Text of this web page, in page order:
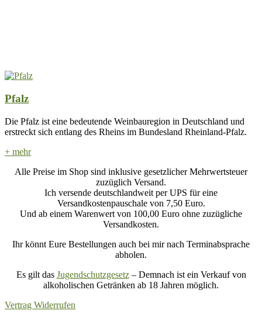
Pfalz
Die Pfalz ist eine bedeutende Weinbauregion in Deutschland und
erstreckt sich entlang des Rheins im Bundesland Rheinland-Pfalz.
+ mehr
Alle Preise im Shop sind inklusive gesetzlicher Mehrwertsteuer
zuzüglich Versand.
Ich versende deutschlandweit per UPS für eine
Versandkostenpauschale von 7,50 Euro.
Und ab einem Warenwert von 100,00 Euro ohne zuzügliche
Versandkosten.
Ihr könnt Eure Bestellungen auch bei mir nach Terminabsprache
abholen.
Es gilt das Jugendschutzgesetz– Demnach ist ein Verkauf von
alkoholischen Getränken ab 18 Jahren möglich.
Vertrag Widerrufen